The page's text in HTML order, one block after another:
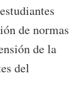
de normas
de la
del